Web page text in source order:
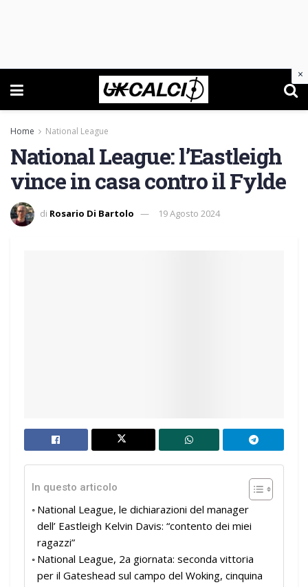
Home National League
National League: l’Eastleigh
vince in casa contro il Fylde
di Rosario Di Bartolo 19 Agosto 2024
In questo articolo
National League, le dichiarazioni del manager
dell’ Eastleigh Kelvin Davis: “contento dei miei
ragazzi”
National League, 2a giornata: seconda vittoria
per il Gateshead sul campo del Woking, cinquina
×